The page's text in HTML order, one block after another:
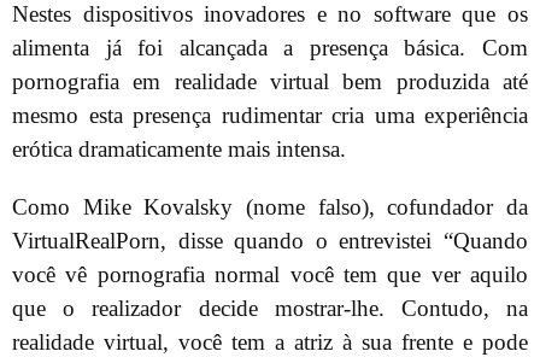
Nestes dispositivos inovadores e no software que os
alimenta já foi alcançada a presença básica. Com
pornografia em realidade virtual bem produzida até
mesmo esta presença rudimentar cria uma experiência
erótica dramaticamente mais intensa.
Como Mike Kovalsky (nome falso), cofundador da
VirtualRealPorn, disse quando o entrevistei “Quando
você vê pornografia normal você tem que ver aquilo
que o realizador decide mostrar-lhe. Contudo, na
realidade virtual, você tem a atriz à sua frente e pode